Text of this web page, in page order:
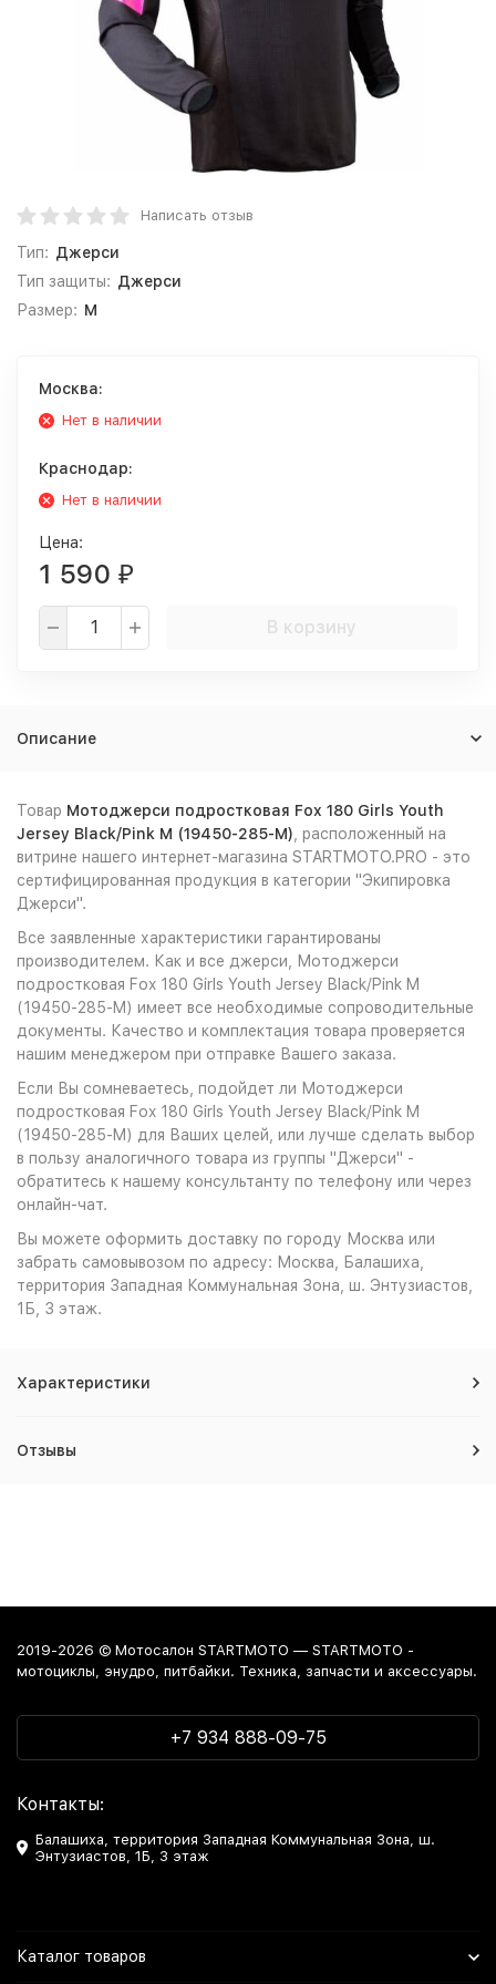
Написать отзыв
Тип: Джерси
Тип защиты: Джерси
Размер: M
Москва:
Нет в наличии
Краснодар:
Нет в наличии
Цена:
1 590 ₽
В корзину
Описание
Товар Мотоджерси подростковая Fox 180 Girls Youth
Jersey Black/Pink M (19450-285-M) , расположенный на
витрине нашего интернет-магазина STARTMOTO.PRO - это
сертифицированная продукция в категории "Экипировка
Джерси".
Все заявленные характеристики гарантированы
производителем. Как и все джерси, Мотоджерси
подростковая Fox 180 Girls Youth Jersey Black/Pink M
(19450-285-M) имеет все необходимые сопроводительные
документы. Качество и комплектация товара проверяется
нашим менеджером при отправке Вашего заказа.
Если Вы сомневаетесь, подойдет ли Мотоджерси
подростковая Fox 180 Girls Youth Jersey Black/Pink M
(19450-285-M) для Ваших целей, или лучше сделать выбор
в пользу аналогичного товара из группы "Джерси" -
обратитесь к нашему консультанту по телефону или через
онлайн-чат.
Вы можете оформить доставку по городу Москва или
забрать самовывозом по адресу: Москва, Балашиха,
территория Западная Коммунальная Зона, ш. Энтузиастов,
1Б, 3 этаж.
Характеристики
Отзывы
2019-2026 © Мотосалон STARTMOTO — STARTMOTO -
мотоциклы, энудро, питбайки. Техника, запчасти и аксессуары.
+7 934 888-09-75
Контакты:
Балашиха, территория Западная Коммунальная Зона, ш.
Энтузиастов, 1Б, 3 этаж
Каталог товаров